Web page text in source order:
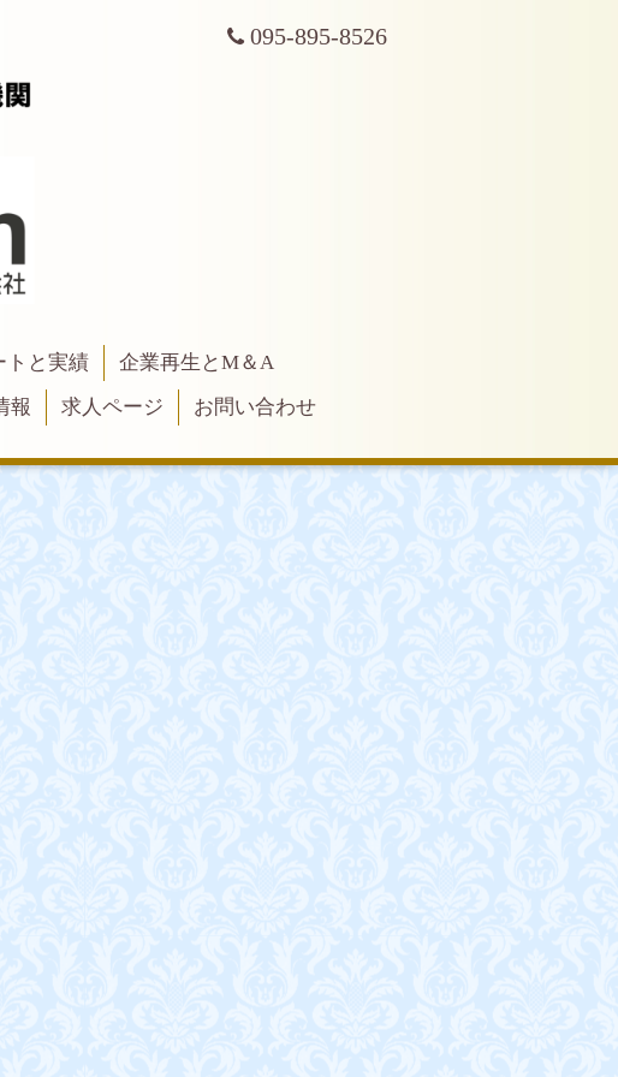
095-895-8526
トと実績
企業再生とM＆A
報 求人ページ お問い合わせ